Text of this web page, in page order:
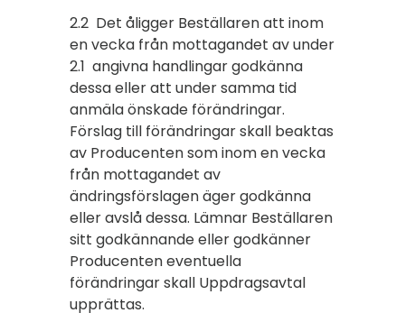
2.2 Det åligger Beställaren att inom
en vecka från mottagandet av under
2.1 angivna handlingar godkänna
dessa eller att under samma tid
anmäla önskade förändringar.
Förslag till förändringar skall beaktas
av Producenten som inom en vecka
från mottagandet av
ändringsförslagen äger godkänna
eller avslå dessa. Lämnar Beställaren
sitt godkännande eller godkänner
Producenten eventuella
förändringar skall Uppdragsavtal
upprättas.